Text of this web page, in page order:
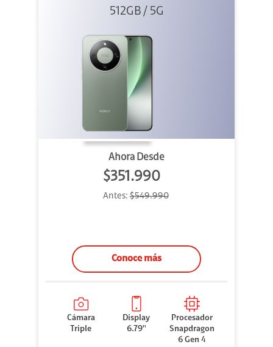
Verde
512GB / 5G
Ahora Desde
$351.990
Antes:$549.990
Conoce más
Cámara
Triple
Display
6.79''
Procesador
Snapdragon
6 Gen 4